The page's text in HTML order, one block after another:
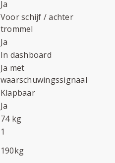
Ja
Voor schijf / achter
trommel
Ja
In dashboard
Ja met
waarschuwingssignaal
Klapbaar
Ja
74 kg
1
190kg